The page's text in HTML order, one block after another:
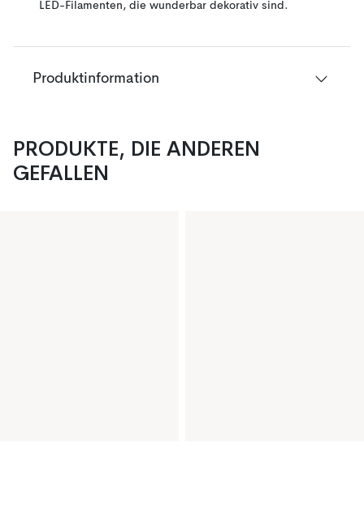
LED-Filamenten, die wunderbar dekorativ sind.
Produktinformation
PRODUKTE, DIE ANDEREN
GEFALLEN